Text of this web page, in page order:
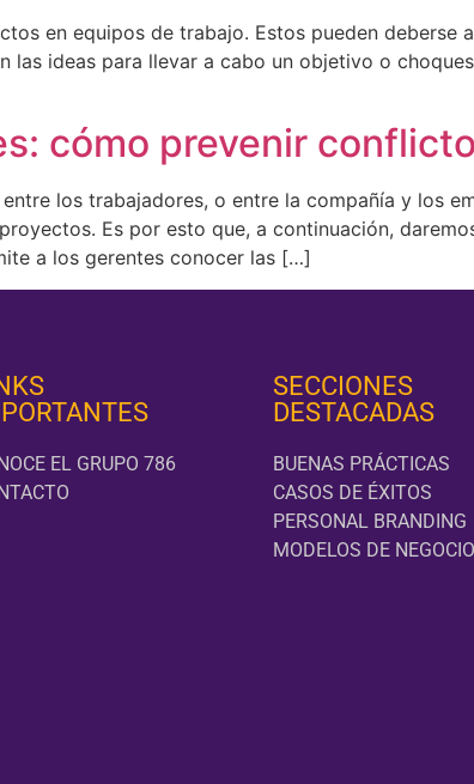
en equipos de trabajo. Estos pueden deberse
las ideas para llevar a cabo un objetivo o
cómo prevenir
los trabajadores, o entre la compañía y los
Es por esto que, a continuación,
a los gerentes conocer las […]
EL GRUPO 786
SECCIONES
DESTACADAS
BUENAS PRÁCTICAS
CASOS DE ÉXITOS
PERSONAL BRANDING
MODELOS DE NEGOCIO